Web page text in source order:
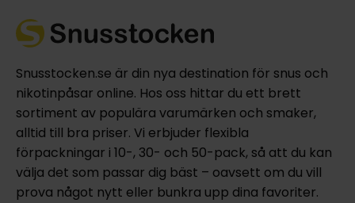
Snusstocken.se är din nya destination för snus och
nikotinpåsar online. Hos oss hittar du ett brett
sortiment av populära varumärken och smaker,
alltid till bra priser. Vi erbjuder flexibla
förpackningar i 10-, 30- och 50-pack, så att du kan
välja det som passar dig bäst – oavsett om du vill
prova något nytt eller bunkra upp dina favoriter.